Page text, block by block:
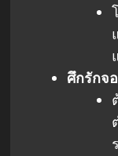
ศึกรักจ